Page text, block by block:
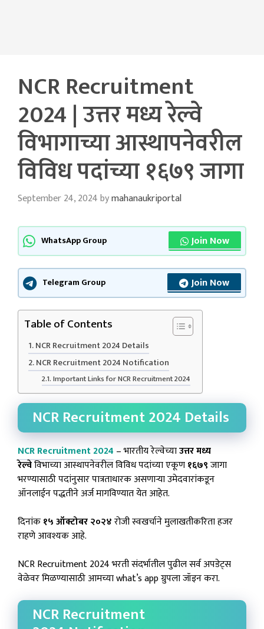
NCR Recruitment
2024 | उत्तर मध्य रेल्वे
विभागाच्या आस्थापनेवरील
विविध पदांच्या १६७९ जागा
September 24, 2024bymahanaukriportal
WhatsApp Group Join Now
Telegram Group Join Now
Table of Contents
NCR Recruitment 2024 Details
NCR Recruitment 2024 Notification
Important Links for NCR Recruitment 2024
NCR Recruitment 2024 Details
NCR Recruitment 2024 – भारतीय रेल्वेच्याउत्तर मध्य
रेल्वेविभाच्या आस्थापनेवरील विविध पदांच्या एकूण१६७९जागा
भरण्यासाठी पदांनुसार पात्रताधारक असणाऱ्या उमेदवारांकडून
ऑनलाईन पद्धतीने अर्ज मागविण्यात येत आहेत.
दिनांक१५ ऑक्टोबर २०२४रोजी स्वखर्चाने मुलाखतीकरिता हजर
राहणे आवश्यक आहे.
NCR Recruitment 2024 भरती संदर्भातील पुढील सर्व अपडेट्स
वेळेवर मिळण्यासाठी आमच्या what’s app ग्रुपला जॉइन करा.
NCR Recruitment